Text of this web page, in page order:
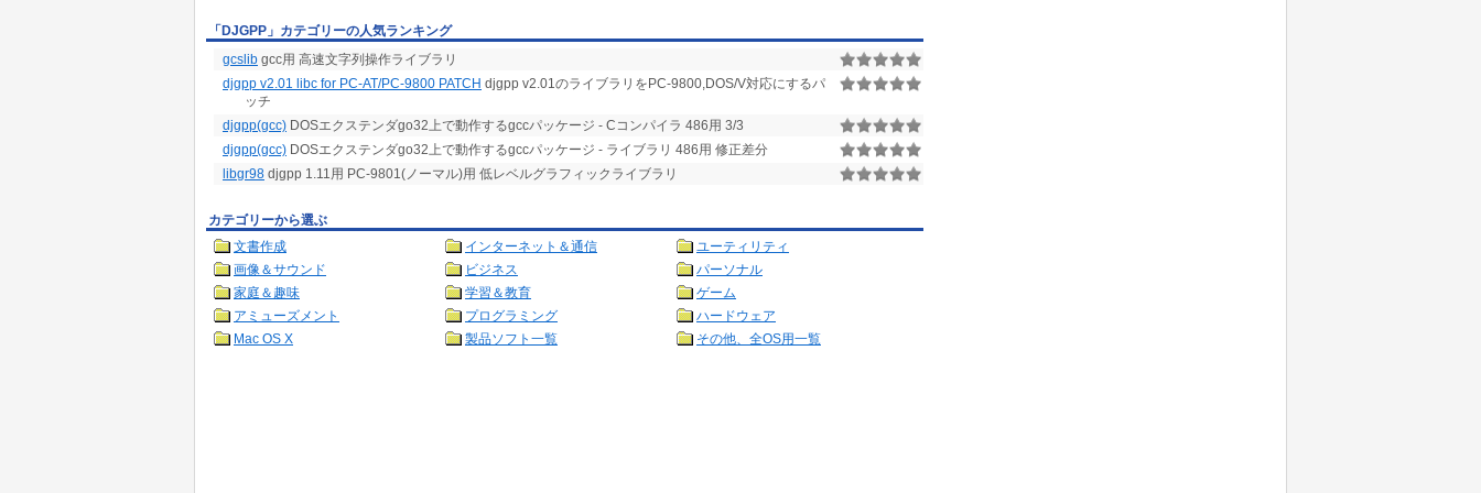
「DJGPP」カテゴリーの人気ランキング
gcslib gcc用 高速文字列操作ライブラリ
djgpp v2.01 libc for PC-AT/PC-9800 PATCH djgpp v2.01のライブラリをPC-9800,DOS/V対応にするパ
ッチ
djgpp(gcc) DOSエクステンダgo32上で動作するgccパッケージ - Cコンパイラ 486用 3/3
djgpp(gcc) DOSエクステンダgo32上で動作するgccパッケージ - ライブラリ 486用 修正差分
libgr98 djgpp 1.11用 PC-9801(ノーマル)用 低レベルグラフィックライブラリ
カテゴリーから選ぶ
文書作成
インターネット＆通信
ユーティリティ
画像＆サウンド
ビジネス
パーソナル
家庭＆趣味
学習＆教育
ゲーム
アミューズメント
プログラミング
ハードウェア
Mac OS X
製品ソフト一覧 その他、全OS用一覧